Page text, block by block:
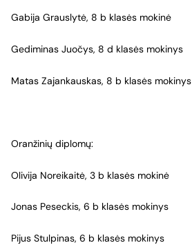
Gabija Grauslytė, 8 b klasės mokinė
Gediminas Juočys, 8 d klasės mokinys
Matas Zajankauskas, 8 b klasės mokinys
Oranžinių diplomų:
Olivija Noreikaitė, 3 b klasės mokinė
Jonas Peseckis, 6 b klasės mokinys
Pijus Stulpinas, 6 b klasės mokinys